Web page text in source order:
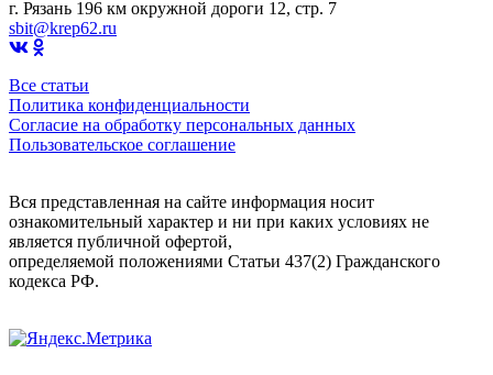
г. Рязань 196 км окружной дороги 12, стр. 7
sbit@krep62.ru
Все статьи
Политика конфиденциальности
Согласие на обработку персональных данных
Пользовательское соглашение
Вся представленная на сайте информация носит
ознакомительный характер и ни при каких условиях не
является публичной офертой,
определяемой положениями Статьи 437(2) Гражданского
кодекса РФ.